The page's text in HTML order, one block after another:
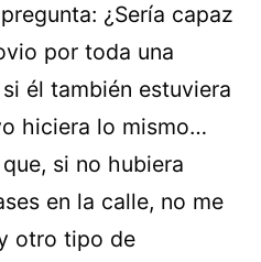
¿Sería capaz
por toda una
él también estuviera
hiciera lo mismo…
si no hubiera
en la calle, no me
otro tipo de